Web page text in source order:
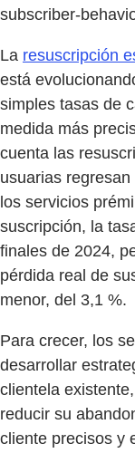
subscriber-
La resuscripción
está
simples tasas de
medida más
cuenta las
usuarias
los servicios
suscripción, la
finales de 2024,
pérdida real de
menor, del 3,1 %.
Para crecer, los
desarrollar
clientela
reducir su
cliente precisos y